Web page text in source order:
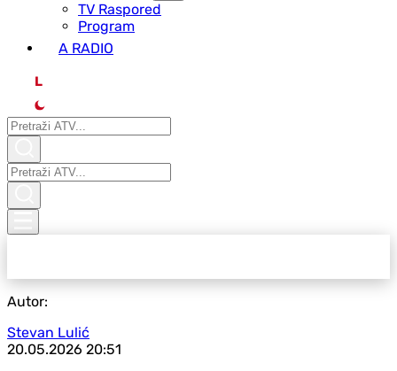
ТV Raspored
Program
A RADIO
L
Autor:
Stevan Lulić
20.05.2026 20:51